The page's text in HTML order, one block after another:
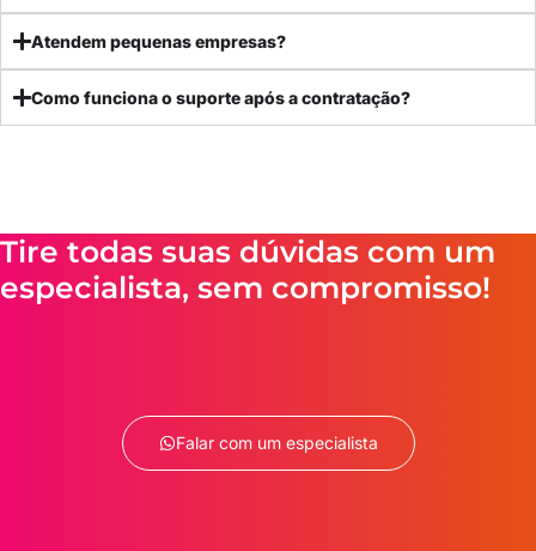
Atendem pequenas empresas?
Como funciona o suporte após a contratação?
Tire todas suas dúvidas com um
especialista, sem compromisso!
Falar com um especialista